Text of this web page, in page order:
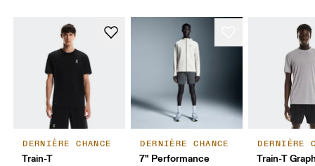
DERNIÈRE CHANCE
Train-T
DERNIÈRE CHANCE
7" Performance
DERNIÈRE
Train-T